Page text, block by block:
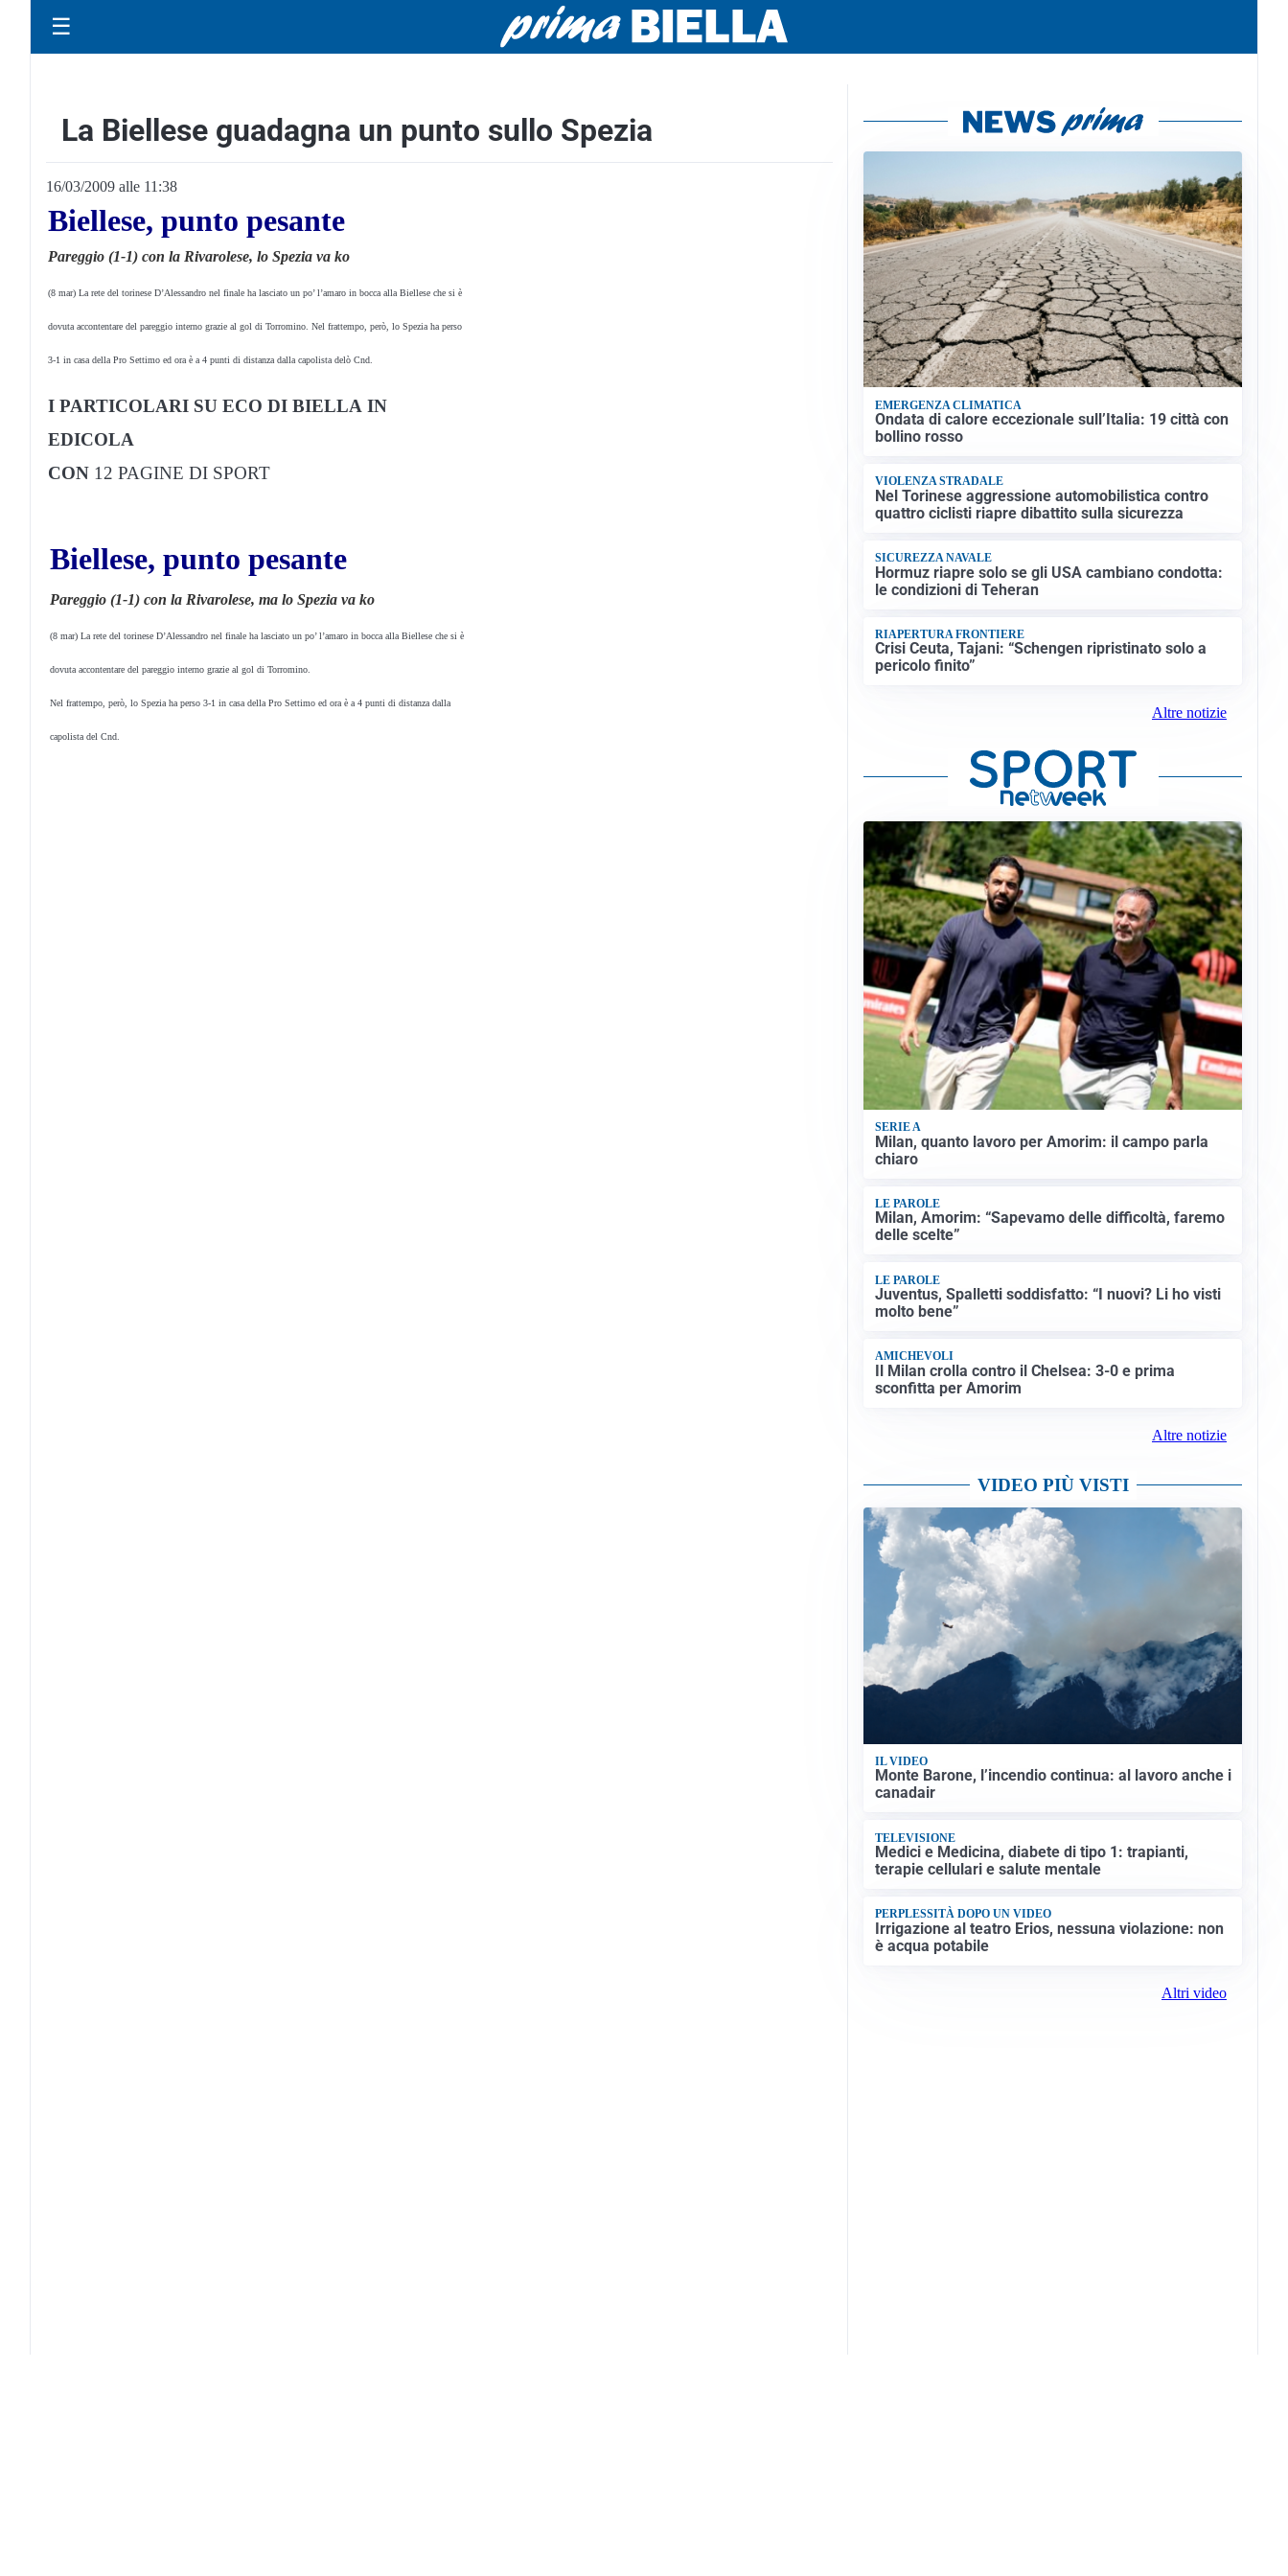
☰
La Biellese guadagna un punto sullo Spezia
16/03/2009 alle 11:38
Biellese, punto pesante
Pareggio (1-1) con la Rivarolese, lo Spezia va ko
(8 mar) La rete del torinese D’Alessandro nel finale ha lasciato un po’ l’amaro in bocca alla Biellese che si è
dovuta accontentare del pareggio interno grazie al gol di Torromino. Nel frattempo, però, lo Spezia ha perso
3-1 in casa della Pro Settimo ed ora è a 4 punti di distanza dalla capolista delò Cnd.
I PARTICOLARI SU ECO DI BIELLA IN
EDICOLA
CON 12 PAGINE DI SPORT
Biellese, punto pesante
Pareggio (1-1) con la Rivarolese, ma lo Spezia va ko
(8 mar) La rete del torinese D’Alessandro nel finale ha lasciato un po’ l’amaro in bocca alla Biellese che si è
dovuta accontentare del pareggio interno grazie al gol di Torromino.
Nel frattempo, però, lo Spezia ha perso 3-1 in casa della Pro Settimo ed ora è a 4 punti di distanza dalla
capolista del Cnd.
EMERGENZA CLIMATICA
Ondata di calore eccezionale sull’Italia: 19 città con
bollino rosso
VIOLENZA STRADALE
Nel Torinese aggressione automobilistica contro
quattro ciclisti riapre dibattito sulla sicurezza
SICUREZZA NAVALE
Hormuz riapre solo se gli USA cambiano condotta:
le condizioni di Teheran
RIAPERTURA FRONTIERE
Crisi Ceuta, Tajani: “Schengen ripristinato solo a
pericolo finito”
Altre notizie
SERIE A
Milan, quanto lavoro per Amorim: il campo parla
chiaro
LE PAROLE
Milan, Amorim: “Sapevamo delle difficoltà, faremo
delle scelte”
LE PAROLE
Juventus, Spalletti soddisfatto: “I nuovi? Li ho visti
molto bene”
AMICHEVOLI
Il Milan crolla contro il Chelsea: 3-0 e prima
sconfitta per Amorim
Altre notizie
VIDEO PIÙ VISTI
IL VIDEO
Monte Barone, l’incendio continua: al lavoro anche i
canadair
TELEVISIONE
Medici e Medicina, diabete di tipo 1: trapianti,
terapie cellulari e salute mentale
PERPLESSITÀ DOPO UN VIDEO
Irrigazione al teatro Erios, nessuna violazione: non
è acqua potabile
Altri video